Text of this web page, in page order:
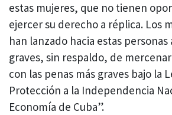
estas mujeres, que no tienen
ejercer su derecho a réplica. Los
han lanzado hacia estas personas
graves, sin respaldo, de
con las penas más graves bajo la
Protección a la Independencia
Economía de Cuba”.